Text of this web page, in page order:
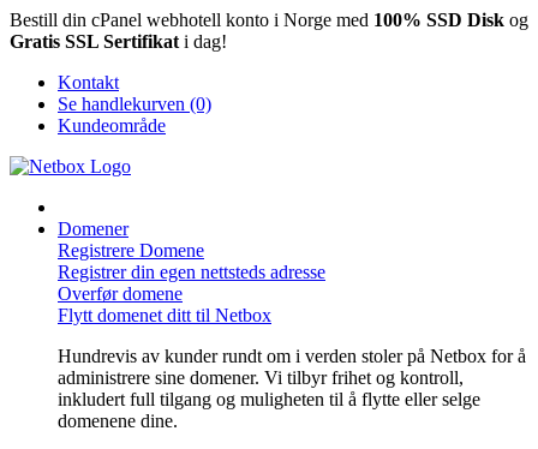
Bestill din cPanel webhotell konto i Norge med 100% SSD Disk og
Gratis SSL Sertifikat i dag!
Kontakt
Se handlekurven (0)
Kundeområde
Domener
Registrere Domene
Registrer din egen nettsteds adresse
Overfør domene
Flytt domenet ditt til Netbox
Hundrevis av kunder rundt om i verden stoler på Netbox for å
administrere sine domener. Vi tilbyr frihet og kontroll,
inkludert full tilgang og muligheten til å flytte eller selge
domenene dine.